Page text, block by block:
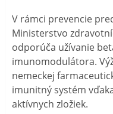
V rámci prevencie
Ministerstvo
odporúča užívanie
imunomodulátora.
nemeckej
imunitný systém
aktívnych zložiek.